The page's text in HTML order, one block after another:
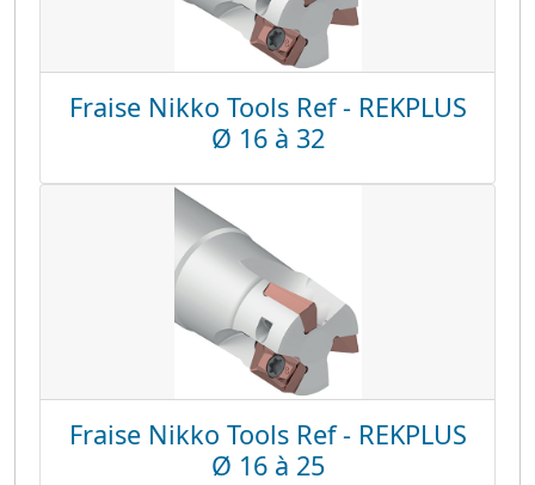
Fraise Nikko Tools Ref - REKPLUS
Ø 16 à 32
Fraise Nikko Tools Ref - REKPLUS
Ø 16 à 25